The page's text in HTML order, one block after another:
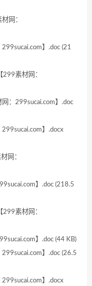
网：
】.doc (21
素材网：
：299sucai.com】.doc
】.docx
网：
】.doc (218.5
素材网：
】.doc (44 KB)
】.doc (26.5
】.docx